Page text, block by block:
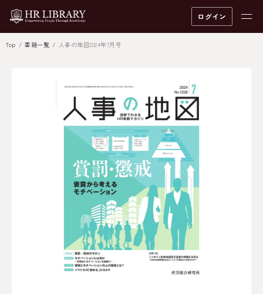
ログイン
Top 書籍一覧 人事の地図2024年7月号